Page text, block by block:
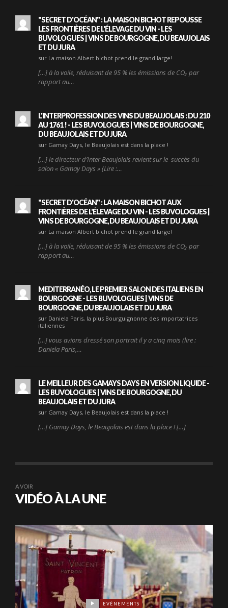
"SECRET D'OCÉAN" : LA MAISON BICHOT REPOUSSE
LES FRONTIÈRES DE L'ÉLEVAGE DU VIN - LES
BUVOLOGUES | VINS DE BOURGOGNE, DU BEAUJOLAIS
ET DU JURA
sur La maison Albert bichot prend le grand large!
[…] à la voile, réduisant de 95 % les émissions de CO₂ par
rapport au…
L'INTERPROFESSION DES VINS DU BEAUJOLAIS : DU 210
AU 1761 ! - LES BUVOLOGUES | VINS DE BOURGOGNE,
DU BEAUJOLAIS ET DU JURA
sur Gamay Days, le Beaujolais est dans la place !
[…] le directeur d’Inter Beaujolais revient sur le succès du
salon « Gamay Days » (Lire :…
"SECRET D'OCÉAN" : LA MAISON BICHOT AUX
FRONTIÈRES DE L'ÉLEVAGE DU VIN - LES BUVOLOGUES |
VINS DE BOURGOGNE, DU BEAUJOLAIS ET DU JURA
sur La maison Albert bichot prend le grand large!
[…] à la voile, réduisant de 95 % les émissions de CO₂ par
rapport au…
MEDITERRANÉO, LE PREMIER SALON DES ITALIENS EN
BOURGOGNE - LES BUVOLOGUES | VINS DE
BOURGOGNE, DU BEAUJOLAIS ET DU JURA
sur Daniela Paris, la plus Bourguignonne des importatrices
italiennes
[…] vous avions dressé son portrait il y a cinq mois (lire :
Daniela Paris,…
LE MEILLEUR DES GAMAYS DAYS EN VERSION LIQUIDE -
LES BUVOLOGUES | VINS DE BOURGOGNE, DU
BEAUJOLAIS ET DU JURA
sur Gamay Days, le Beaujolais est dans la place !
[…] Gamay Days, le Beaujolais est dans la place ! […]
A VOIR
VIDÉO À LA UNE
EVÉNEMENTS